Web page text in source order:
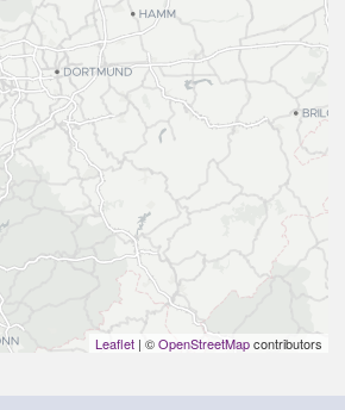
Leaflet | ©OpenStreetMapcontributors